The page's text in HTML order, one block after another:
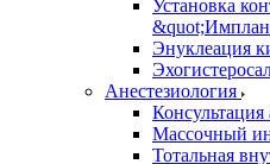
Установка
Энуклеация
Анестезиология
Консультация
Массочный
Тотальная